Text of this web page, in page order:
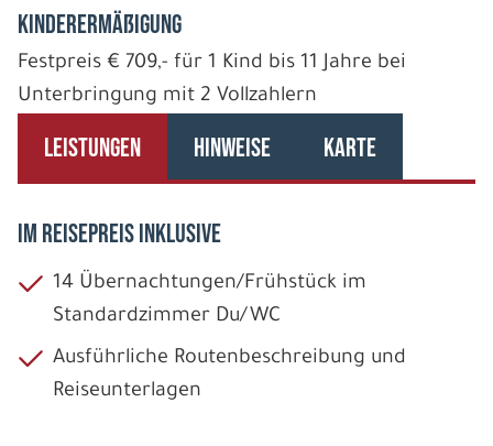
Kinderermäßigung
Festpreis € 709,- für 1 Kind bis 11 Jahre bei
Unterbringung mit 2 Vollzahlern
LEISTUNGEN HINWEISE KARTE
IM REISEPREIS INKLUSIVE
14 Übernachtungen/Frühstück im
Standardzimmer Du/WC
Ausführliche Routenbeschreibung und
Reiseunterlagen